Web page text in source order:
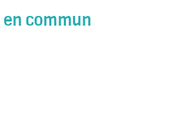
commun